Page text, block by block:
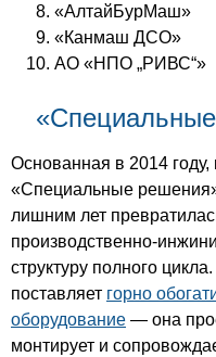
«АлтайБурМаш»
«Канмаш ДСО»
АО «НПО „РИВС“»
Основанная в 2014 году,
«Специальные
лишним лет
производственно-
структуру полного
поставляет горно
оборудование — она
монтирует и